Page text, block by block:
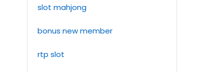
slot mahjong
bonus new member
rtp slot